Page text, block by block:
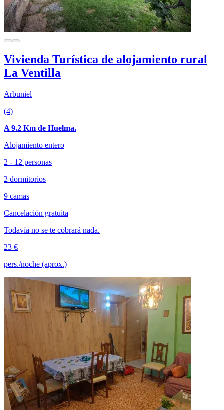
Vivienda Turística de alojamiento rural
La Ventilla
Arbuniel
(4)
A 9.2 Km de Huelma.
Alojamiento entero
2 - 12 personas
2 dormitorios
9 camas
Cancelación gratuita
Todavía no se te cobrará nada.
23 €
pers./noche (aprox.)